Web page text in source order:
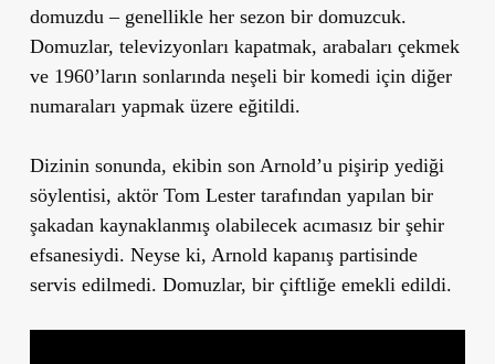
domuzdu – genellikle her sezon bir domuzcuk.
Domuzlar, televizyonları kapatmak, arabaları çekmek
ve 1960’ların sonlarında neşeli bir komedi için diğer
numaraları yapmak üzere eğitildi.
Dizinin sonunda, ekibin son Arnold’u pişirip yediği
söylentisi, aktör Tom Lester tarafından yapılan bir
şakadan kaynaklanmış olabilecek acımasız bir şehir
efsanesiydi. Neyse ki, Arnold kapanış partisinde
servis edilmedi. Domuzlar, bir çiftliğe emekli edildi.